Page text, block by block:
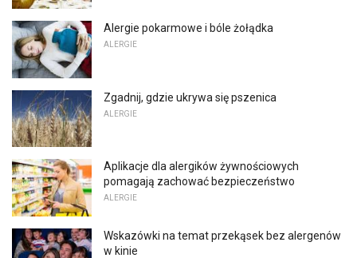
Alergie pokarmowe i bóle żołądka
ALERGIE
Zgadnij, gdzie ukrywa się pszenica
ALERGIE
Aplikacje dla alergików żywnościowych
pomagają zachować bezpieczeństwo
ALERGIE
Wskazówki na temat przekąsek bez alergenów
w kinie